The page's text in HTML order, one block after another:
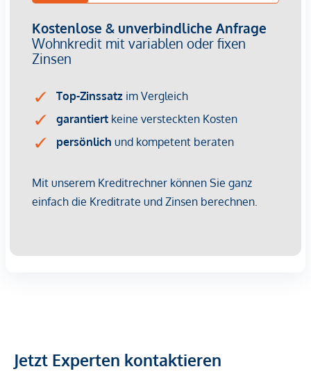
Verkehr
Bus <250m
Straßenbahn <500m
Bahnhof <500m
Gewähr erfolgen. Der Vermittler ist als Doppelmakler tätig.
Jetzt Experten kontaktieren